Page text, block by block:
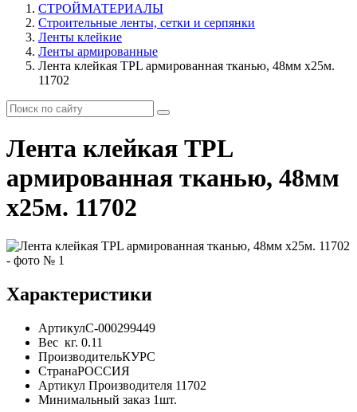
СТРОЙМАТЕРИАЛЫ
Строительные ленты, сетки и серпянки
Ленты клейкие
Ленты армированные
Лента клейкая TPL армированная тканью, 48мм х25м.
11702
Лента клейкая TPL
армированная тканью, 48мм
х25м. 11702
Характеристики
АртикулС-000299449
Вес кг. 0.11
ПроизводительКУРС
СтранаРОССИЯ
Артикул Производителя 11702
Минимальный заказ 1шт.